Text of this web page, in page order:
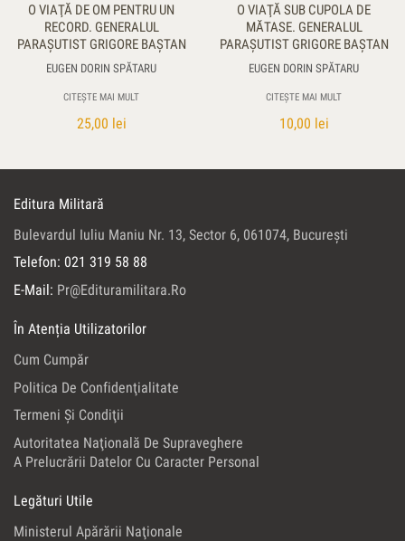
O VIAŢĂ DE OM PENTRU UN
RECORD. GENERALUL
PARAŞUTIST GRIGORE BAŞTAN
EUGEN DORIN SPĂTARU
CITEȘTE MAI MULT
25,00 lei
O VIAŢĂ SUB CUPOLA DE
MĂTASE. GENERALUL
PARAŞUTIST GRIGORE BAŞTAN
EUGEN DORIN SPĂTARU
CITEȘTE MAI MULT
10,00 lei
Editura Militară
Bulevardul Iuliu Maniu Nr. 13, Sector 6, 061074, Bucureşti
Telefon: 021 319 58 88
E-Mail: Pr@edituramilitara.ro
În Atenția Utilizatorilor
Cum Cumpăr
Politica De Confidenţialitate
Termeni Şi Condiţii
Autoritatea Naţională De Supraveghere
A Prelucrării Datelor Cu Caracter Personal
Legături Utile
Ministerul Apărării Naţionale